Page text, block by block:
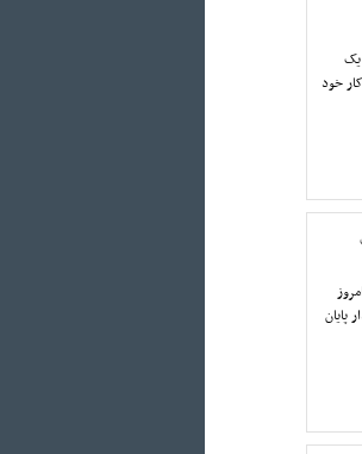
یک
1دیدار به کار خود
پایان